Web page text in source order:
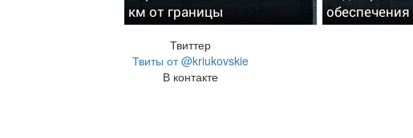
км от границы
обеспечения
Твиттер
Твиты от @kriukovskie
В контакте